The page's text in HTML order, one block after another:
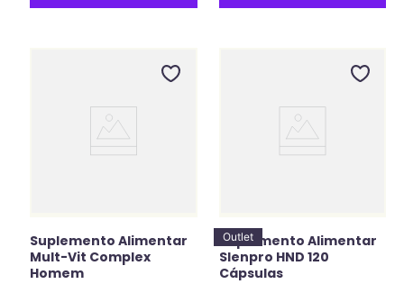
Suplemento Alimentar
Mult-Vit Complex
Homem
Outlet
Suplemento Alimentar
Slenpro HND 120
Cápsulas